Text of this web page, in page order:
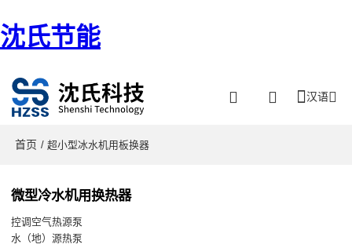
沈氏节能
汉语
首页 / 超小型冰水机用板换器
微型冷水机用换热器
控调空气热源泵
水（地）源热泵